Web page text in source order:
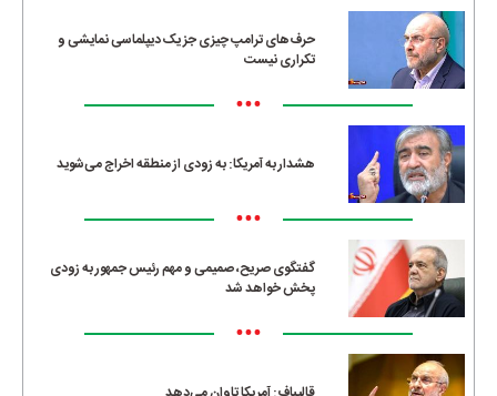
حرف‌های ترامپ چیزی جز یک دیپلماسی نمایشی و
تکراری نیست
•••
هشدار به آمریکا: به زودی از منطقه اخراج می‌شوید
•••
گفتگوی صریح، صمیمی و مهم رئیس جمهور به زودی
پخش خواهد شد
•••